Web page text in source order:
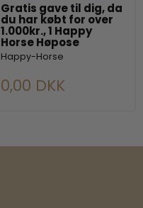
Gratis gave til dig, da
du har købt for over
1.000kr., 1 Happy
Horse Høpose
Happy-Horse
0,00 DKK